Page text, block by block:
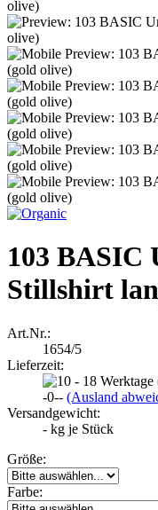
103 BASIC
Stillshirt
Art.Nr.:
1654/5
Lieferzeit:
-0-- (Ausland
Versandgewicht:
- kg je Stück
Größe:
Farbe: